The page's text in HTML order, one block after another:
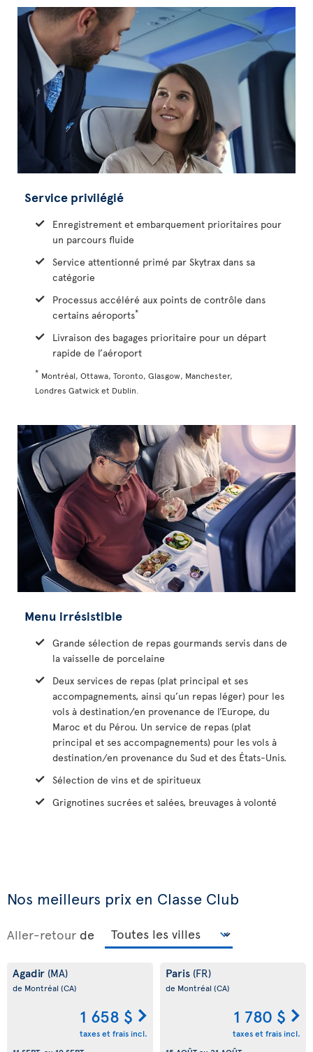
Service privilégié
Enregistrement et embarquement prioritaires pour
un parcours fluide
Service attentionné primé par Skytrax dans sa
catégorie
Processus accéléré aux points de contrôle dans
certains aéroports*
Livraison des bagages prioritaire pour un départ
rapide de l’aéroport
* Montréal, Ottawa, Toronto, Glasgow, Manchester,
Londres Gatwick et Dublin.
Menu irrésistible
Grande sélection de repas gourmands servis dans de
la vaisselle de porcelaine
Deux services de repas (plat principal et ses
accompagnements, ainsi qu’un repas léger) pour les
vols à destination/en provenance de l’Europe, du
Maroc et du Pérou. Un service de repas (plat
principal et ses accompagnements) pour les vols à
destination/en provenance du Sud et des États-Unis.
Sélection de vins et de spiritueux
Grignotines sucrées et salées, breuvages à volonté
Nos meilleurs prix en Classe Club
Aller-retour de
Agadir (MA)
de Montréal (CA)
1 658 $
taxes et frais incl.
Paris (FR)
de Montréal (CA)
1 780 $
taxes et frais incl.